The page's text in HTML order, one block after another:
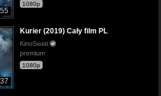
1080p
Kurier (2019) Cały film PL
KinoSwiat
premium
1080p